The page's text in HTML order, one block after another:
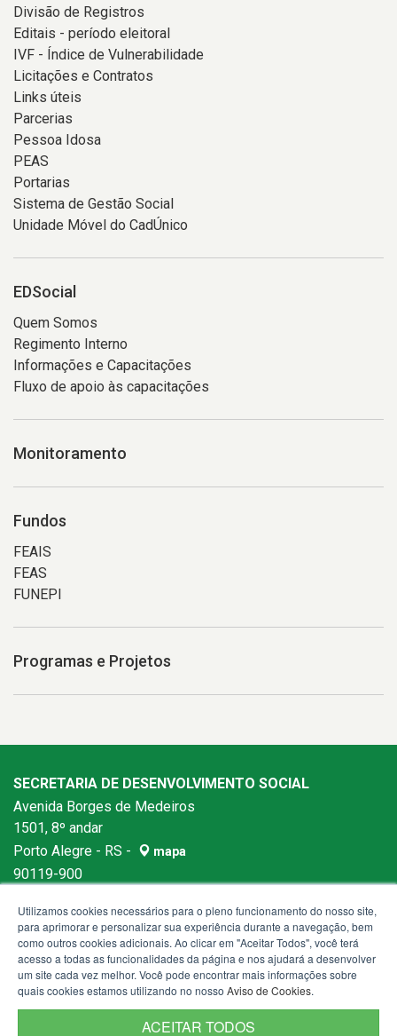
Divisão de Registros
Editais - período eleitoral
IVF - Índice de Vulnerabilidade
Licitações e Contratos
Links úteis
Parcerias
Pessoa Idosa
PEAS
Portarias
Sistema de Gestão Social
Unidade Móvel do CadÚnico
EDSocial
Quem Somos
Regimento Interno
Informações e Capacitações
Fluxo de apoio às capacitações
Monitoramento
Fundos
FEAIS
FEAS
FUNEPI
Programas e Projetos
SECRETARIA DE DESENVOLVIMENTO SOCIAL
Avenida Borges de Medeiros
1501, 8º andar
Porto Alegre - RS -
mapa
90119-900
Utilizamos cookies necessários para o pleno funcionamento do nosso site,
para aprimorar e personalizar sua experiência durante a navegação, bem
como outros cookies adicionais. Ao clicar em "Aceitar Todos", você terá
acesso a todas as funcionalidades da página e nos ajudará a desenvolver
um site cada vez melhor. Você pode encontrar mais informações sobre
quais cookies estamos utilizando no nosso Aviso de Cookies.
ACEITAR TODOS